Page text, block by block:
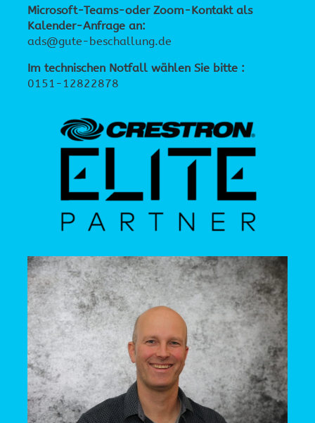
Microsoft-Teams-oder Zoom-Kontakt als
Kalender-Anfrage an:
ads@gute-beschallung.de
Im technischen Notfall wählen Sie bitte :
0151-12822878